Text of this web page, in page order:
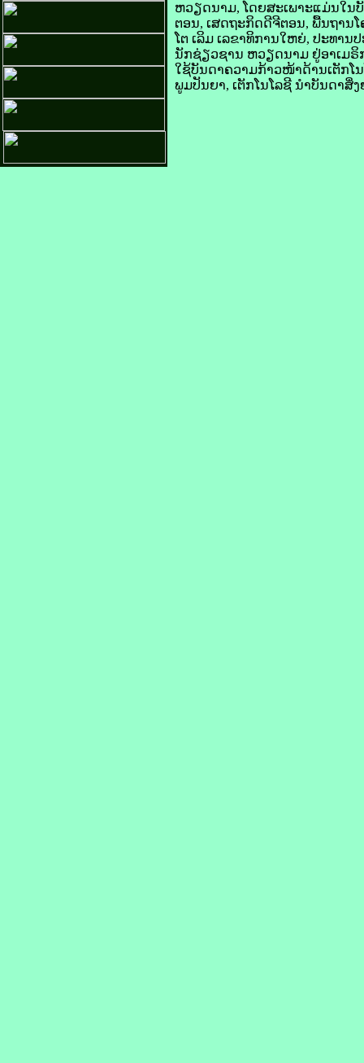
ຫວຽດນາມ, ໂດຍ​ສະເພາະ​ແມ່ນ​ໃນ​
ຕອນ, ເສດຖະກິດ​ດີ​ຈີ​ຕອນ, ພື້ນຖານ​
ໂຕ​ ເລິມ ເລຂາທິການ​ໃຫຍ່, ປະທາ
ນັກ​ຊ່ຽວຊານ ຫວຽດນາມ ຢູ່​ອາເມຣິ
ໃຊ້​ບັນດາ​ຄວາມ​ກ້າວໜ້າ​ດ້ານ​ເຕັກ​ໂ
ພູມ​ປັນຍາ, ເຕັກ​ໂນ​ໂລ​ຊີ​ ນຳ​ບັນດາ​